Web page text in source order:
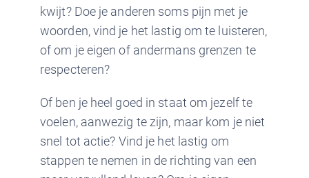
kwijt? Doe je anderen soms pijn met je
woorden, vind je het lastig om te luisteren,
of om je eigen of andermans grenzen te
respecteren?
Of ben je heel goed in staat om jezelf te
voelen, aanwezig te zijn, maar kom je niet
snel tot actie? Vind je het lastig om
stappen te nemen in de richting van een